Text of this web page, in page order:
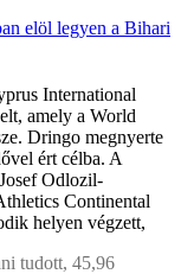
elöl legyen a Bihari
International
amely a World
Dringo megnyerte
ért célba. A
Odlozil-
Continental
helyen végzett,
tudott, 45,96